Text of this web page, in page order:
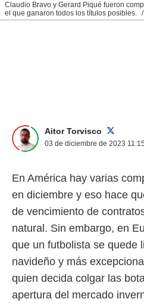
la
todas
y
en
más
y
disponible
Claudio Bravo y Gerard Piqué fueron
el que ganaron todos los títulos posibles.
Aitor Torvisco
03 de diciembre de 2023 11:15
En América hay varias
en diciembre y eso hace
de vencimiento de
natural. Sin embargo, en
que un futbolista se quede
navideño y más
quien decida colgar las
apertura del mercado